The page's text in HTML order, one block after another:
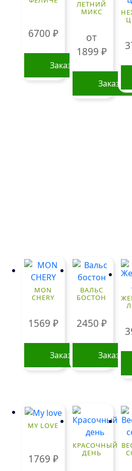
6700 ₽
Заказать
ЛЕТНИЙ
МИКС
от
1899 ₽
Заказать
MON
CHERY
1569 ₽
Заказать
ВАЛЬС
БОСТОН
2450 ₽
Заказать
MY LOVE
1769 ₽
КРАСОЧНЫЙ
ДЕНЬ